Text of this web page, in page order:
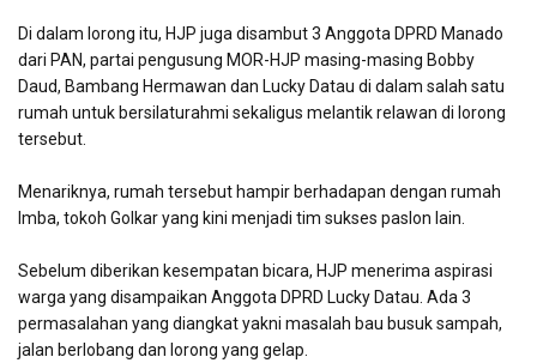
Di dalam lorong itu, HJP juga disambut 3 Anggota DPRD Manado
dari PAN, partai pengusung MOR-HJP masing-masing Bobby
Daud, Bambang Hermawan dan Lucky Datau di dalam salah satu
rumah untuk bersilaturahmi sekaligus melantik relawan di lorong
tersebut.
Menariknya, rumah tersebut hampir berhadapan dengan rumah
Imba, tokoh Golkar yang kini menjadi tim sukses paslon lain.
Sebelum diberikan kesempatan bicara, HJP menerima aspirasi
warga yang disampaikan Anggota DPRD Lucky Datau. Ada 3
permasalahan yang diangkat yakni masalah bau busuk sampah,
jalan berlobang dan lorong yang gelap.